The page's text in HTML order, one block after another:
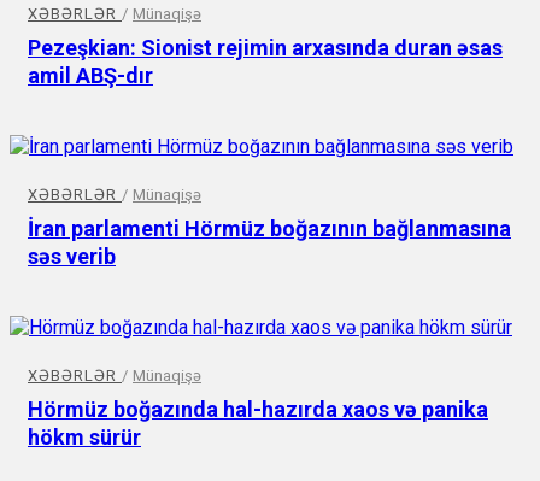
XƏBƏRLƏR / Münaqişə
Pezeşkian: Sionist rejimin arxasında duran əsas
amil ABŞ-dır
XƏBƏRLƏR / Münaqişə
İran parlamenti Hörmüz boğazının bağlanmasına
səs verib
XƏBƏRLƏR / Münaqişə
Hörmüz boğazında hal-hazırda xaos və panika
hökm sürür